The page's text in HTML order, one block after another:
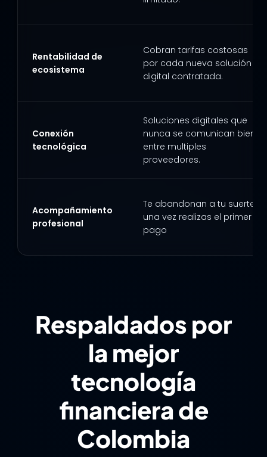
Rentabilidad de
ecosistema
Cobran tarifas costosas
por cada nueva solución
digital contratada.
Conexión
tecnológica
Soluciones digitales que
nunca se comunican bien
entre multiples
proveedores.
Acompañamiento
profesional
Te abandonan a tu suerte
una vez realizas el primer
pago
Respaldados por
la mejor
tecnología
financiera de
Colombia